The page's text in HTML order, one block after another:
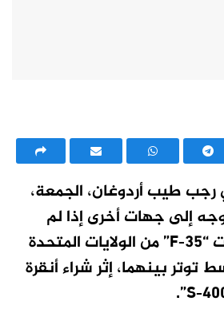
رجب طيب أردوغان، الجمعة،
إلى جهات أخرى إذا لم
تحصل على مقاتلات “F-35” من الولايات المتحدة
توتر بينهما، إثر شراء أنقرة